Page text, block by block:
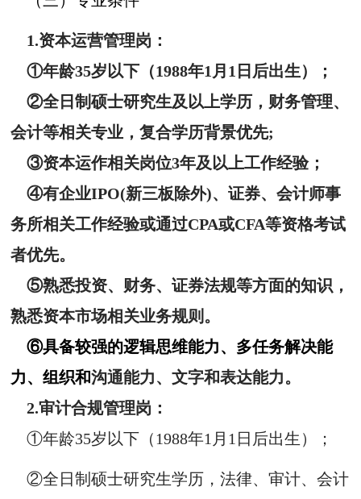
1.资本运营管理岗：
①年龄35岁以下（1988年1月1日后出生）；
②全日制硕士研究生及以上学历，财务管理、
会计等相关专业，复合学历背景优先;
③资本运作相关岗位3年及以上工作经验；
④有企业IPO(新三板除外)、证券、会计师事
务所相关工作经验或通过CPA或CFA等资格考试
者优先。
⑤熟悉投资、财务、证券法规等方面的知识，
熟悉资本市场相关业务规则。
⑥具备较强的逻辑思维能力、多任务解决能
力、组织和沟通能力、文字和表达能力。
2.审计合规管理岗 ：
①年龄35岁以下（1988年1月1日后出生）；
②全日制硕士研究生学历，法律、审计、会计